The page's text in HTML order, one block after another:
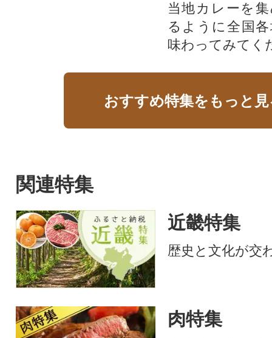
当地カレーを
るように全国
味わってみてく
おすすめ特集をもっと
関連特集
近畿特集
歴史と文化が交
肉特集